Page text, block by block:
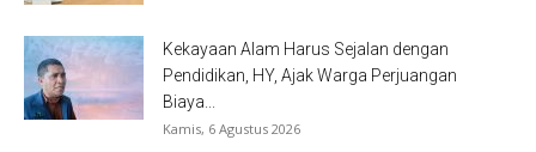
Kekayaan Alam Harus Sejalan dengan
Pendidikan, HY, Ajak Warga Perjuangan
Biaya...
Kamis, 6 Agustus 2026